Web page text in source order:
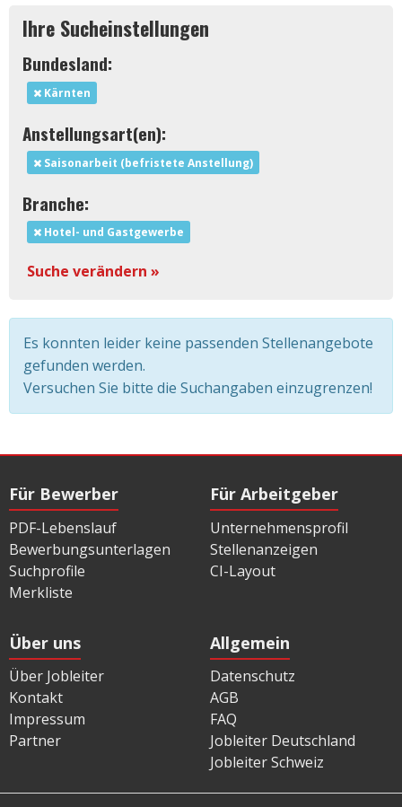
Ihre Sucheinstellungen
Bundesland:
Kärnten
Anstellungsart(en):
Saisonarbeit (befristete Anstellung)
Branche:
Hotel- und Gastgewerbe
Suche verändern »
Es konnten leider keine passenden Stellenangebote
gefunden werden.
Versuchen Sie bitte die Suchangaben einzugrenzen!
Für Bewerber
PDF-Lebenslauf
Bewerbungsunterlagen
Suchprofile
Merkliste
Für Arbeitgeber
Unternehmensprofil
Stellenanzeigen
CI-Layout
Über uns
Über Jobleiter
Kontakt
Impressum
Partner
Allgemein
Datenschutz
AGB
FAQ
Jobleiter Deutschland
Jobleiter Schweiz